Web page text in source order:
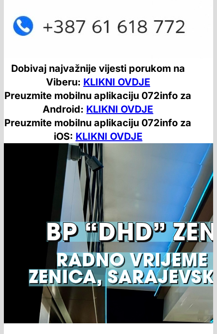
Dobivaj najvažnije vijesti porukom na
Viberu: KLIKNI OVDJE
Preuzmite mobilnu aplikaciju 072info za
Android: KLIKNI OVDJE
Preuzmite mobilnu aplikaciju 072info za
iOS: KLIKNI OVDJE